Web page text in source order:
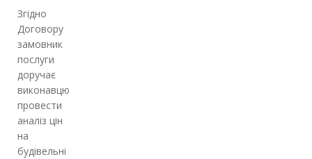
Згідно
Договору
замовник
послуги
доручає
виконавцю
провести
аналіз цін
на
будівельні